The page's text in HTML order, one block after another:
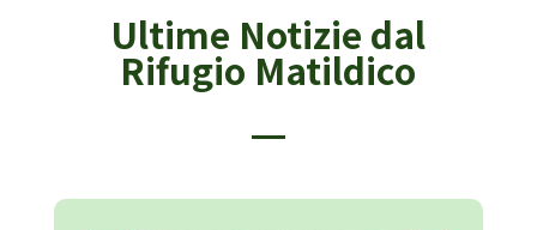
Ultime Notizie dal
Rifugio Matildico